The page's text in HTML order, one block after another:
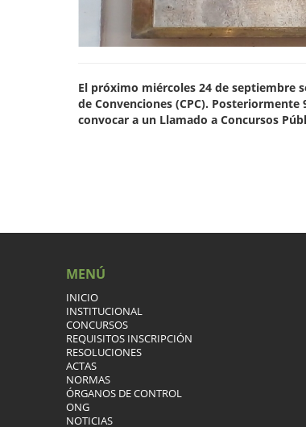
El próximo miércoles 24 de septiembre
de Convenciones (CPC).
convocar a un Llamado a Concursos
MENÚ
INICIO
INSTITUCIONAL
CONCURSOS
REQUISITOS INSCRIPCIÓN
RESOLUCIONES
ACTAS
NORMAS
ÓRGANOS DE CONTROL
ONG
NOTICIAS